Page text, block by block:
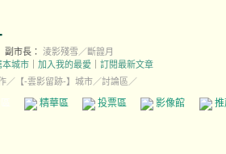
副市長：
淩影殘雪／斷韹月
本城市 加入我的最愛
訂閱最新文章
／ 【-雲影留跡-】城市／討論區／
精華區 投票區 影像館